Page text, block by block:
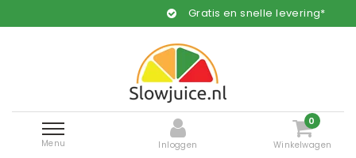
Gratis en snelle levering*
Menu Inloggen
0
Winkelwagen